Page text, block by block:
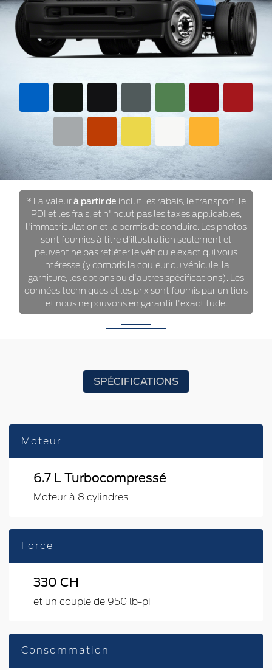
* La valeurà partir de inclut les rabais, le transport, le
PDI et les frais, et n'inclut pas les taxes applicables,
l'immatriculation et le permis de conduire. Les photos
sont fournies à titre d'illustration seulement et
peuvent ne pas refléter le véhicule exact qui vous
intéresse (y compris la couleur du véhicule, la
garniture, les options ou d'autres spécifications). Les
données techniques et les prix sont fournis par un tiers
et nous ne pouvons en garantir l'exactitude.
SPÉCIFICATIONS
Moteur
6.7 L Turbocompressé
Moteur à 8 cylindres
Force
330 CH
et un couple de 950 lb-pi
Consommation